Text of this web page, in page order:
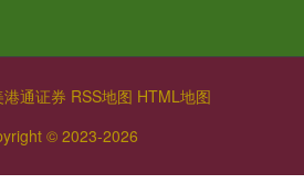
港通证券 RSS地图 HTML地图
© 2023-2026